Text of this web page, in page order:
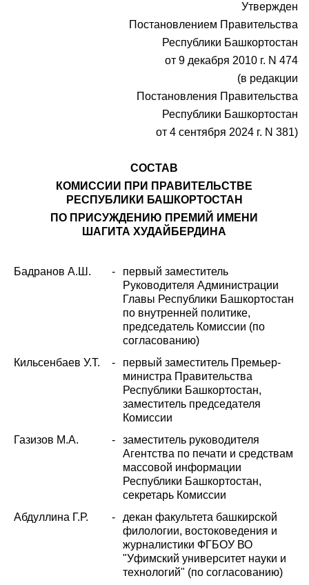
Утвержден
Постановлением Правительства
Республики Башкортостан
от 9 декабря 2010 г. N 474
(в редакции
Постановления Правительства
Республики Башкортостан
от 4 сентября 2024 г. N 381)
СОСТАВ
КОМИССИИ ПРИ ПРАВИТЕЛЬСТВЕ
РЕСПУБЛИКИ БАШКОРТОСТАН
ПО ПРИСУЖДЕНИЮ ПРЕМИЙ ИМЕНИ
ШАГИТА ХУДАЙБЕРДИНА
Бадранов А.Ш. -
первый заместитель
Руководителя Администрации
Главы Республики Башкортостан
по внутренней политике,
председатель Комиссии (по
согласованию)
Кильсенбаев У.Т.
-
первый заместитель Премьер-
министра Правительства
Республики Башкортостан,
заместитель председателя
Комиссии
Газизов М.А.
-
заместитель руководителя
Агентства по печати и средствам
массовой информации
Республики Башкортостан,
секретарь Комиссии
Абдуллина Г.Р.
-
декан факультета башкирской
филологии, востоковедения и
журналистики ФГБОУ ВО
"Уфимский университет науки и
технологий" (по согласованию)